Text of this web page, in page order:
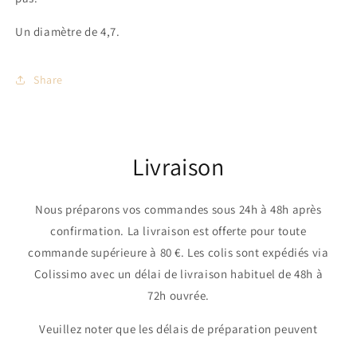
Un diamètre de 4,7.
Share
Livraison
Nous préparons vos commandes sous 24h à 48h après
confirmation. La livraison est offerte pour toute
commande supérieure à 80 €. Les colis sont expédiés via
Colissimo avec un délai de livraison habituel de 48h à
72h ouvrée.
Veuillez noter que les délais de préparation peuvent